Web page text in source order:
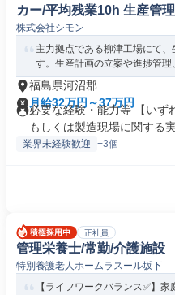
カー/平均残業10h 生産管理
株式会社シモン
主力拠点である柳津工場にて
す。生産計画の立案や進捗管理
福島県河沼郡
月給32万円～37万円
必要な経験・能力等 【いず
もしくは製造現場に関する実
業界未経験歓迎 +3個
正社員
管理栄養士/常勤/介護施設
特別養護老人ホームラスール坂下
【ライフワークバランス✅️】